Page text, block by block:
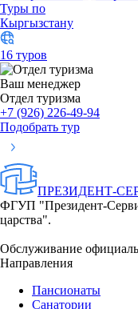
Туры по
Кыргызстану
16 туров
Ваш менеджер
Отдел туризма
+7 (926) 226-49-94
Подобрать тур
ПРЕЗИДЕНТ-
ФГУП "Президент-
царства".
Обслуживание
Направления
Пансионаты
Санатории